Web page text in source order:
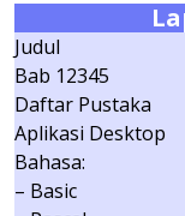
Judul
Bab 12345
Daftar Pustaka
Aplikasi Desktop
Bahasa:
– Basic